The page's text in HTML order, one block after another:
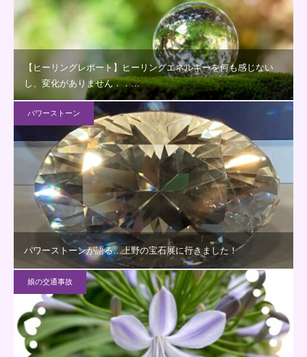
【ヒーリングレポート】ヒーリングエネルギーを何も感じない
し、変化がありません．．…
パワーストーン
パワーストーンが語る…上野の宝石展に行きました！
娘の交通事故